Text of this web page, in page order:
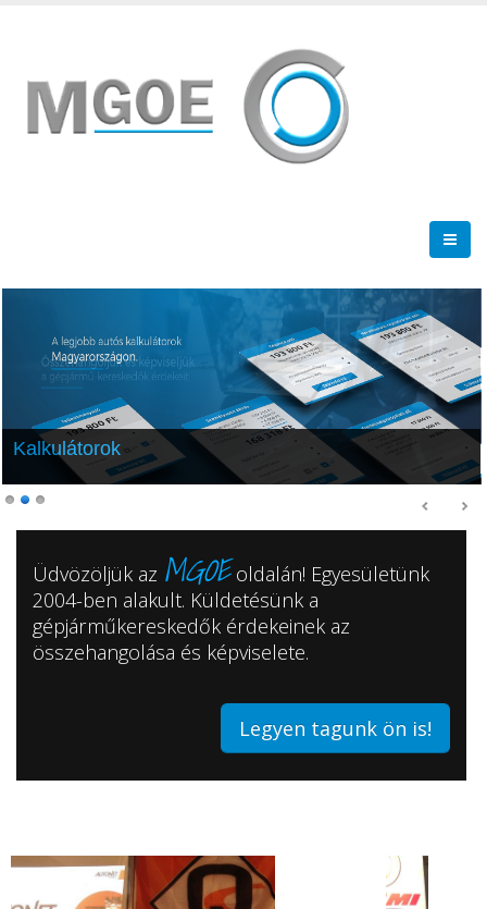
Kalkulátorok
Üdvözöljük az MGOEoldalán! Egyesületünk
2004-ben alakult. Küldetésünk a
gépjárműkereskedők érdekeinek az
összehangolása és képviselete.
Legyen tagunk ön is!
Partnerünkkel az AUTONET-tel a MOBILITÁS kiállításon